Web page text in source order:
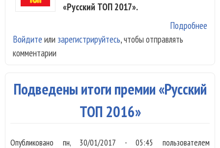
«Русский ТОП 2017».
Подробнее
Войдите или зарегистрируйтесь, чтобы отправлять
комментарии
Подведены итоги премии «Русский
ТОП 2016»
Опубликовано пн, 30/01/2017 - 05:45
пользователем